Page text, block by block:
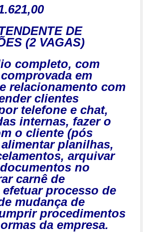
DE
(2 VAGAS)
completo, com
em
relacionamento com
clientes
telefone e chat,
internas, fazer o
o cliente (pós
planilhas,
arquivar
no
carnê de
processo de
mudança de
procedimentos
da empresa.